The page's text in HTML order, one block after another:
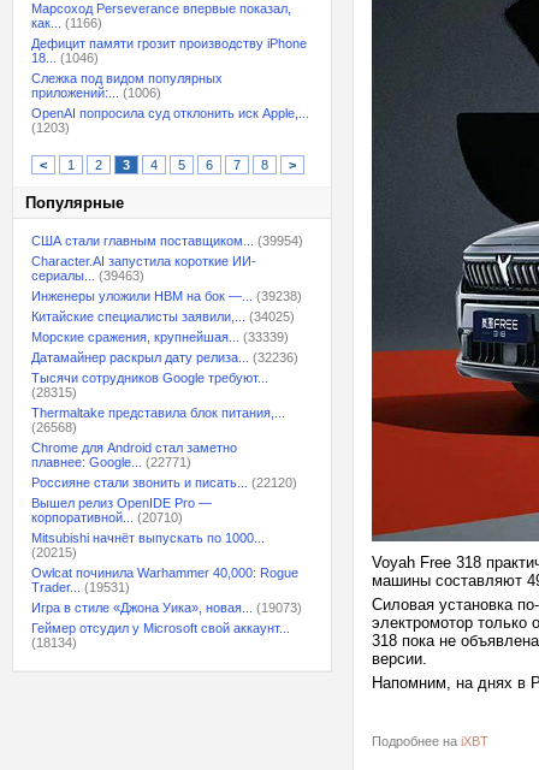
Марсоход Perseverance впервые показал,
как...
(1166)
Дефицит памяти грозит производству iPhone
18...
(1046)
Слежка под видом популярных
приложений:...
(1006)
OpenAI попросила суд отклонить иск Apple,...
(1203)
< 1 2 3 4 5 6 7 8 >
Популярные
США стали главным поставщиком...
(39954)
Character.AI запустила короткие ИИ-
сериалы...
(39463)
Инженеры уложили HBM на бок —...
(39238)
Китайские специалисты заявили,...
(34025)
Морские сражения, крупнейшая...
(33339)
Датамайнер раскрыл дату релиза...
(32236)
Тысячи сотрудников Google требуют...
(28315)
Thermaltake представила блок питания,...
(26568)
Chrome для Android стал заметно
плавнее: Google...
(22771)
Россияне стали звонить и писать...
(22120)
Вышел релиз OpenIDE Pro —
корпоративной...
(20710)
Mitsubishi начнёт выпускать по 1000...
(20215)
Owlcat починила Warhammer 40,000: Rogue
Trader...
(19531)
Игра в стиле «Джона Уика», новая...
(19073)
Геймер отсудил у Microsoft свой аккаунт...
(18134)
Voyah Free 318
машины составляют
Силовая установка
электромотор
318 пока не
версии.
Напомним, на днях в
Подробнее на iXBT